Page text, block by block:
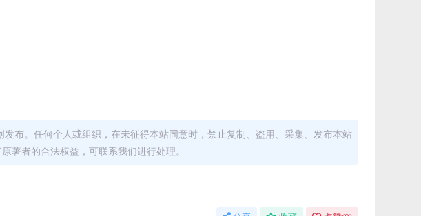
布。任何个人或组织，在未征得本站同意时，禁止复制、盗用、采集、发布本站
著者的合法权益，可联系我们进行处理。